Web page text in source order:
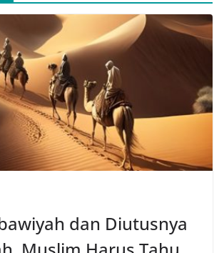
dan Diutusnya